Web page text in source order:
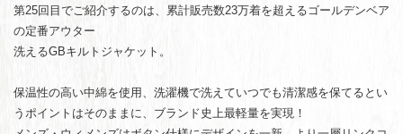
第25回目でご紹介するのは、累計販売数23万着を超えるゴールデンベア
の定番アウター
洗えるGBキルトジャケット。
保温性の高い中綿を使用、洗濯機で洗えていつでも清潔感を保てるとい
うポイントはそのままに、ブランド史上最軽量を実現！